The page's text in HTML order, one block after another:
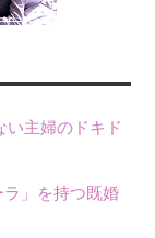
い主婦のドキド
」を持つ既婚